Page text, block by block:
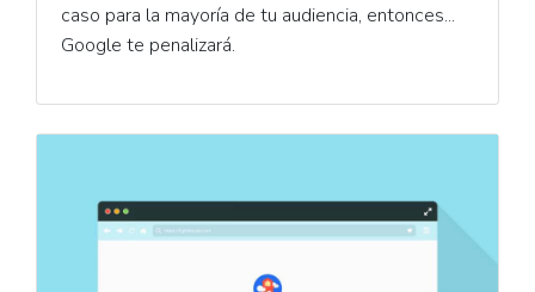
caso para la mayoría de tu audiencia, entonces...
Google te penalizará.